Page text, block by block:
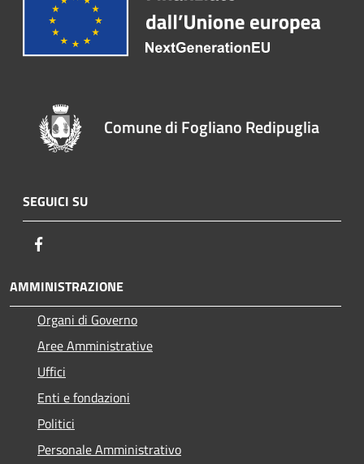
Comune di Fogliano Redipuglia
SEGUICI SU
AMMINISTRAZIONE
Organi di Governo
Aree Amministrative
Uffici
Enti e fondazioni
Politici
Personale Amministrativo